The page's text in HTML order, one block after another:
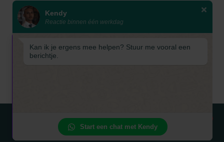
Wij zijn even met bouwvak! Van 7
tot en met 16 augustus is
17 augustus staan wij weer
uitgerust voor u klaar!
Wij werken met eerlijke
gecertificeerde houtsoorten
© 2026 Schuttingkampioen
Privacyverklaring Cookiebeleid Cookievoorkeuren
Kendy
Reactie binnen één werkdag
Kan ik je ergens mee helpen? Stuur me vooral een
berichtje.
Start een chat met Kendy